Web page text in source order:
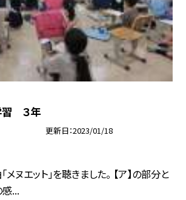
３年
更新日 2023/01/18
ヌエット」を聴きました。 【ア】の部分と
感...